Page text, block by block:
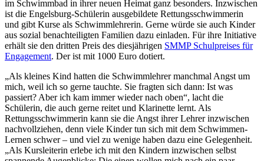
im Schwimmbad in ihrer neuen Heimat ganz besonders. Inzwischen
ist die Engelsburg-Schülerin ausgebildete Rettungsschwimmerin
und gibt Kurse als Schwimmlehrerin. Gerne würde sie auch Kinder
aus sozial benachteiligten Familien dazu einladen. Für ihre Initiative
erhält sie den dritten Preis des diesjährigen SMMP Schulpreises für
Engagement. Der ist mit 1000 Euro dotiert.
„Als kleines Kind hatten die Schwimmlehrer manchmal Angst um
mich, weil ich so gerne tauchte. Sie fragten sich dann: Ist was
passiert? Aber ich kam immer wieder nach oben“, lacht die
Schülerin, die auch gerne reitet und Klarinette lernt. Als
Rettungsschwimmerin kann sie die Angst ihrer Lehrer inzwischen
nachvollziehen, denn viele Kinder tun sich mit dem Schwimmen-
Lernen schwer – und viel zu wenige haben dazu eine Gelegenheit.
„Als Kursleiterin erlebe ich mit den Kindern inzwischen selbst